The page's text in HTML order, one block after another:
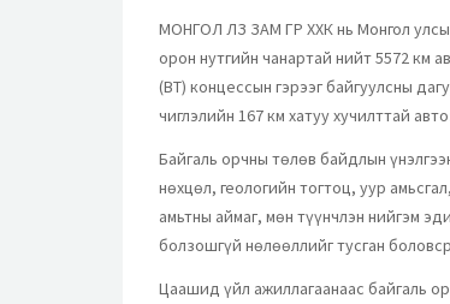
МОНГОЛ ЛЗ ЗАМ ГҮҮР ХХК нь Монгол
орон нутгийн чанартай нийт 5572 км
(BT) концессын гэрээг байгуулсны
чиглэлийн 167 км хатуу хучилттай
Байгаль орчны төлөв байдлын
нөхцөл, геологийн тогтоц, уур
амьтны аймаг, мөн түүнчлэн нийгэм
болзошгүй нөлөөллийг тусган
Цаашид үйл ажиллагаанаас байгаль